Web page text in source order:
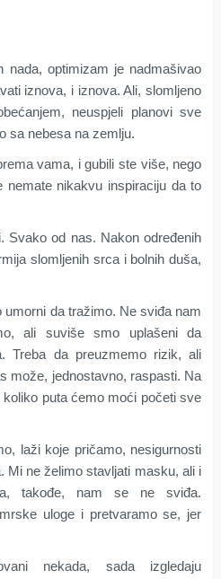
nada, optimizam je nadmašivao
iznova, i iznova. Ali, slomljeno
neuspjeli planovi sve
sa nebesa na zemlju.
vama, i gubili ste više, nego
nikakvu inspiraciju da to
Svako od nas. Nakon određenih
slomljenih srca i bolnih duša,
da tražimo. Ne sviđa nam
ali suviše smo uplašeni da
Treba da preuzmemo rizik, ali
može, jednostavno, raspasti. Na
puta ćemo moći početi sve
laži koje pričamo, nesigurnosti
Mi ne želimo stavljati masku, ali i
takođe, nam se ne sviđa.
uloge i pretvaramo se, jer
nekada, sada izgledaju